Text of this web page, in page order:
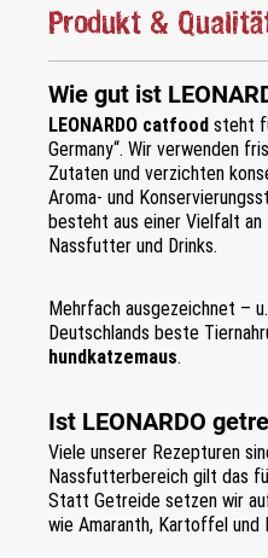
Produkt &
Wie gut ist
LEONARDO catfood steht
Germany“. Wir verwenden
Zutaten und verzichten
Aroma- und
besteht aus einer Vielfalt
Nassfutter und Drinks.
Mehrfach ausgezeichnet –
Deutschlands beste
hundkatzemaus.
Ist LEONARDO
Viele unserer Rezepturen
Nassfutterbereich gilt das
Statt Getreide setzen wir
wie Amaranth, Kartoffel und